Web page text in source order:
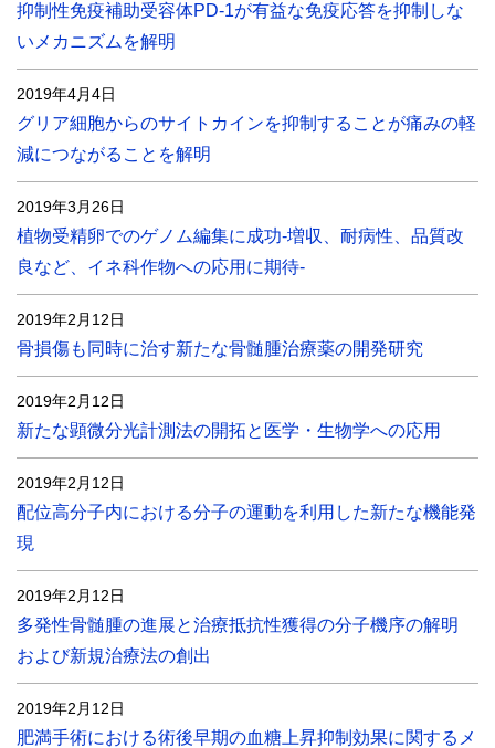
抑制性免疫補助受容体PD-1が有益な免疫応答を抑制しな
いメカニズムを解明
2019年4月4日
グリア細胞からのサイトカインを抑制することが痛みの軽
減につながることを解明
2019年3月26日
植物受精卵でのゲノム編集に成功-増収、耐病性、品質改
良など、イネ科作物への応用に期待-
2019年2月12日
骨損傷も同時に治す新たな骨髄腫治療薬の開発研究
2019年2月12日
新たな顕微分光計測法の開拓と医学・生物学への応用
2019年2月12日
配位高分子内における分子の運動を利用した新たな機能発
現
2019年2月12日
多発性骨髄腫の進展と治療抵抗性獲得の分子機序の解明
および新規治療法の創出
2019年2月12日
肥満手術における術後早期の血糖上昇抑制効果に関するメ